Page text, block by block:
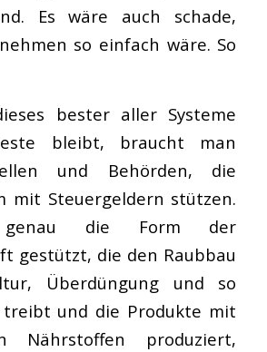
Es wäre auch schade,
so einfach wäre. So
bester aller Systeme
bleibt, braucht man
und Behörden, die
mit Steuergeldern stützen.
die Form der
gestützt, die den Raubbau
Überdüngung und so
und die Produkte mit
Nährstoffen produziert,